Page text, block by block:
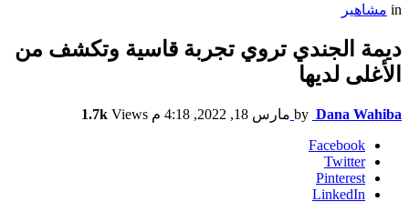
in مشاهير
ديمة الجندي تروي تجربة قاسية وتكشف من
الأغلى لديها
by Dana Wahiba مارس 18, 2022, 4:18 م 1.7k Views
Facebook
Twitter
Pinterest
LinkedIn